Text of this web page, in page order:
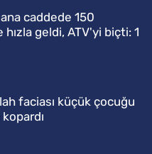
caddede 150
geldi, ATV'yi biçti: 1
faciası küçük çocuğu